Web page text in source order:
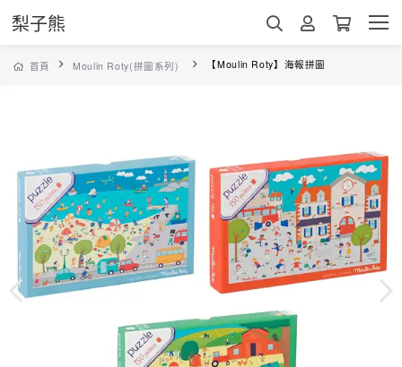
梨子熊
首頁 Moulin Roty(拼圖系列) 【Moulin Roty】海報拼圖